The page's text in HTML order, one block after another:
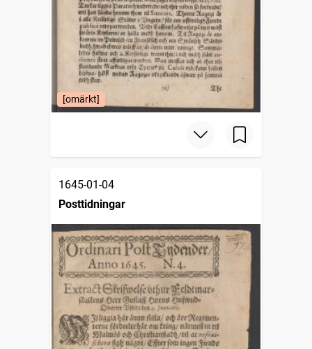
[omärkt]
1645-01-04
Posttidningar